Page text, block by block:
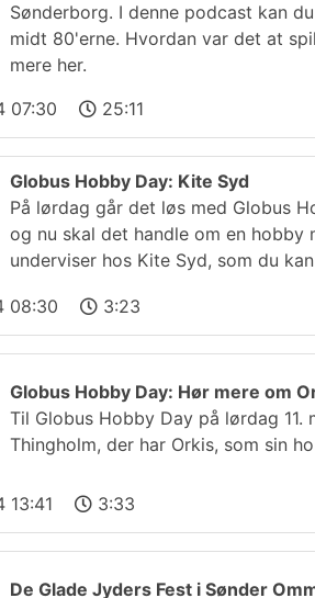
Sønderborg. I denne podcast kan
midt 80'erne. Hvordan var det at
mere her.
07:30
25:11
Globus Hobby Day: Kite Syd
På lørdag går det løs med Globus
og nu skal det handle om en hobby
underviser hos Kite Syd, som du
08:30 3:23
Globus Hobby Day: Hør mere om
Til Globus Hobby Day på lørdag 11.
Thingholm, der har Orkis, som sin
13:41 3:33
De Glade Jyders Fest i Sønder